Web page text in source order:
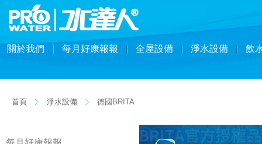
關於我們 每月好康報報 全屋設備 淨水設備 飲
首頁 淨水設備 德國BRITA